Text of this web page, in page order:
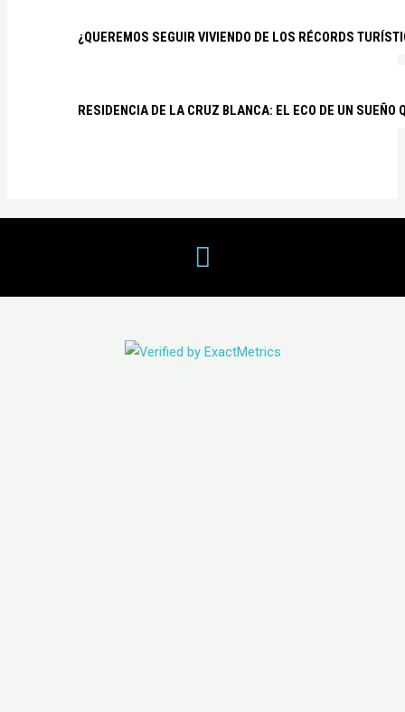
¿QUEREMOS SEGUIR VIVIENDO DE LOS RÉCORDS
RESIDENCIA DE LA CRUZ BLANCA: EL ECO DE UN SUEÑO